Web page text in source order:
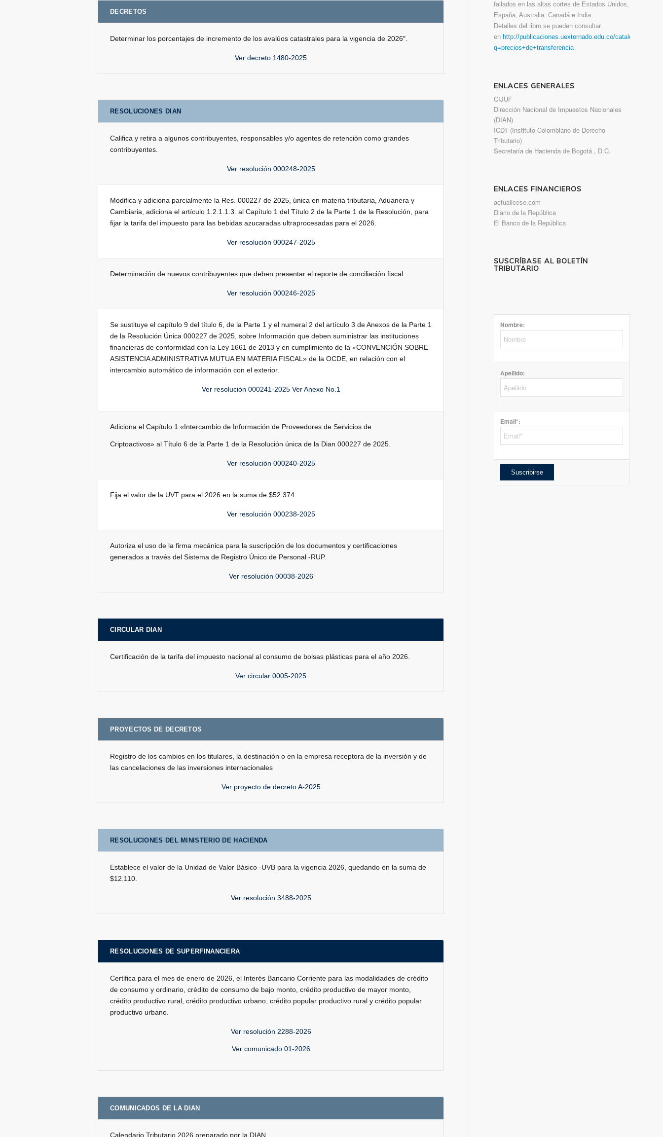
DECRETOS
Determinar los porcentajes de incremento de los avalúos catastrales para la vigencia de 2026″.
Ver decreto 1480-2025
RESOLUCIONES DIAN
Califica y retira a algunos contribuyentes, responsables y/o agentes de retención como grandes
contribuyentes.
Ver resolución 000248-2025
Modifica y adiciona parcialmente la Res. 000227 de 2025, única en materia tributaria, Aduanera y
Cambiaria, adiciona el artículo 1.2.1.1.3. al Capítulo 1 del Título 2 de la Parte 1 de la Resolución, para
fijar la tarifa del impuesto para las bebidas azucaradas ultraprocesadas para el 2026.
Ver resolución 000247-2025
Determinación de nuevos contribuyentes que deben presentar el reporte de conciliación fiscal.
Ver resolución 000246-2025
Se sustituye el capítulo 9 del título 6, de la Parte 1 y el numeral 2 del artículo 3 de Anexos de la Parte 1
de la Resolución Única 000227 de 2025, sobre Información que deben suministrar las instituciones
financieras de conformidad con la Ley 1661 de 2013 y en cumplimiento de la «CONVENCIÓN SOBRE
ASISTENCIA ADMINISTRATIVA MUTUA EN MATERIA FISCAL» de la OCDE, en relación con el
intercambio automático de información con el exterior.
Ver resolución 000241-2025 Ver Anexo No.1
Adiciona el Capítulo 1 «Intercambio de Información de Proveedores de Servicios de
Criptoactivos» al Título 6 de la Parte 1 de la Resolución única de la Dian 000227 de 2025.
Ver resolución 000240-2025
Fija el valor de la UVT para el 2026 en la suma de $52.374.
Ver resolución 000238-2025
Autoriza el uso de la firma mecánica para la suscripción de los documentos y certificaciones
generados a través del Sistema de Registro Único de Personal -RUP.
Ver resolución 00038-2026
CIRCULAR DIAN
Certificación de la tarifa del impuesto nacional al consumo de bolsas plásticas para el año 2026.
Ver circular 0005-2025
PROYECTOS DE DECRETOS
Registro de los cambios en los titulares, la destinación o en la empresa receptora de la inversión y de
las cancelaciones de las inversiones internacionales
Ver proyecto de decreto A-2025
RESOLUCIONES DEL MINISTERIO DE HACIENDA
Establece el valor de la Unidad de Valor Básico -UVB para la vigencia 2026, quedando en la suma de
$12.110.
Ver resolución 3488-2025
RESOLUCIONES DE SUPERFINANCIERA
Certifica para el mes de enero de 2026, el Interés Bancario Corriente para las modalidades de crédito
de consumo y ordinario, crédito de consumo de bajo monto, crédito productivo de mayor monto,
crédito productivo rural, crédito productivo urbano, crédito popular productivo rural y crédito popular
productivo urbano.
Ver resolución 2288-2026
Ver comunicado 01-2026
COMUNICADOS DE LA DIAN
Calendario Tributario 2026 preparado por la DIAN
fallados en las altas cortes de Estados Unidos,
España, Australia, Canadá e India.
Detalles del libro se pueden consultar
en http://publicaciones.uexternado.edu.co/catalogsearch/
q=precios+de+transferencia
ENLACES GENERALES
CIJUF
Dirección Nacional de Impuestos Nacionales
(DIAN)
ICDT (Instituto Colombiano de Derecho
Tributario)
Secretaría de Hacienda de Bogotá , D.C.
ENLACES FINANCIEROS
actualicese.com
Diario de la República
El Banco de la República
SUSCRÍBASE AL BOLETÍN
TRIBUTARIO
Nombre:
Apellido:
Email*: